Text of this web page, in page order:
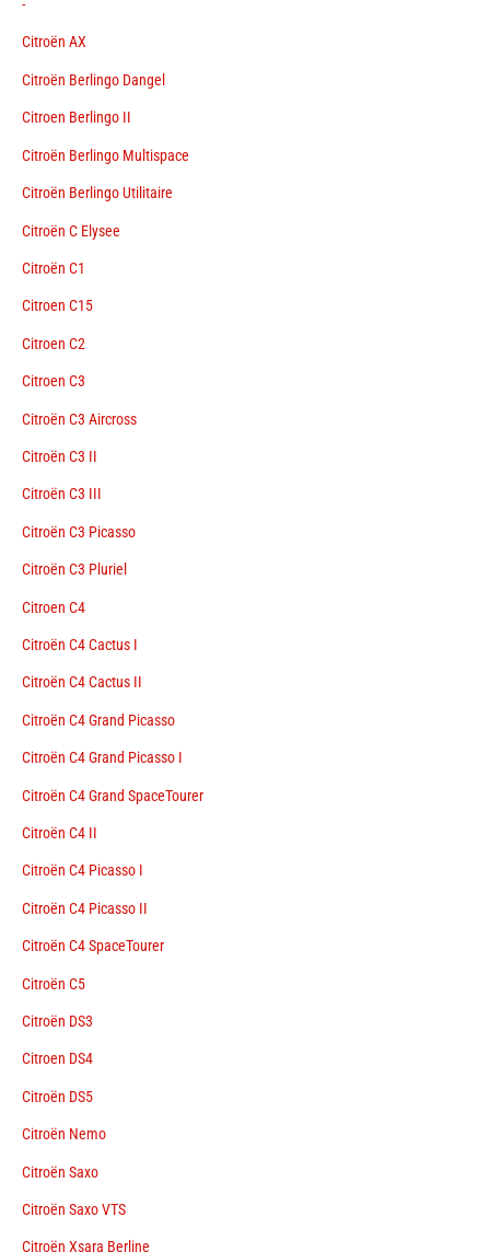
-
Citroën AX
Citroën Berlingo Dangel
Citroen Berlingo II
Citroën Berlingo Multispace
Citroën Berlingo Utilitaire
Citroën C Elysee
Citroën C1
Citroen C15
Citroen C2
Citroen C3
Citroën C3 Aircross
Citroën C3 II
Citroën C3 III
Citroën C3 Picasso
Citroën C3 Pluriel
Citroen C4
Citroën C4 Cactus I
Citroën C4 Cactus II
Citroën C4 Grand Picasso
Citroën C4 Grand Picasso I
Citroën C4 Grand SpaceTourer
Citroën C4 II
Citroën C4 Picasso I
Citroën C4 Picasso II
Citroën C4 SpaceTourer
Citroën C5
Citroën DS3
Citroen DS4
Citroën DS5
Citroën Nemo
Citroën Saxo
Citroën Saxo VTS
Citroën Xsara Berline